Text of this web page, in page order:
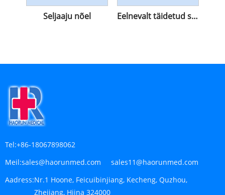
Seljaaju nõel Eelnevalt täidetud süstal
Tel:+86-18067898062
Meil:sales@haorunmed.com sales11@haorunmed.com
Aadress:Nr.1 Hoone, Feicuibinjiang, Kecheng, Quzhou,
Zhejiang, Hiina 324000